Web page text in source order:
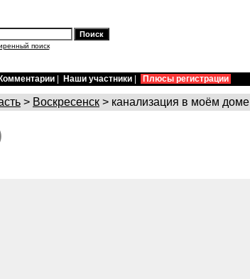
поиск
Комментарии Наши участники Плюсы регистрации
> Воскресенск > канализация в моём доме